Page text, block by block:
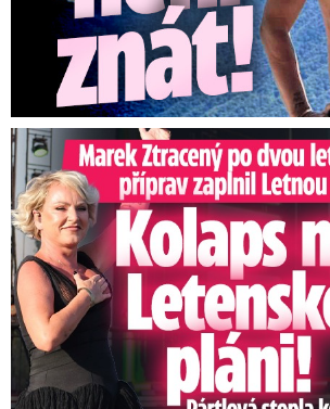
Marek Ztracený na Letné: Pártlová stopla